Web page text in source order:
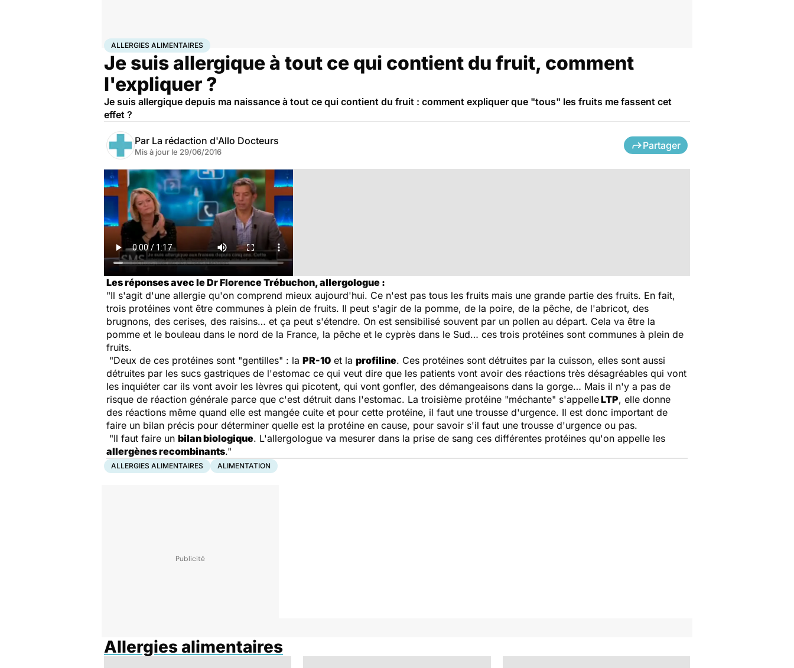
AccueilBien-être NutritionAllergies alimentaires
ALLERGIES ALIMENTAIRES
Je suis allergique à tout ce qui contient du fruit, comment
l'expliquer ?
Je suis allergique depuis ma naissance à tout ce qui contient du fruit : comment expliquer que "tous" les fruits me fassent cet
effet ?
Par La rédaction d'Allo Docteurs
Mis à jour le 29/06/2016
Partager
Les réponses avec le Dr Florence Trébuchon, allergologue :
"Il s'agit d'une allergie qu'on comprend mieux aujourd'hui. Ce n'est pas tous les fruits mais une grande partie des fruits. En fait,
trois protéines vont être communes à plein de fruits. Il peut s'agir de la pomme, de la poire, de la pêche, de l'abricot, des
brugnons, des cerises, des raisins… et ça peut s'étendre. On est sensibilisé souvent par un pollen au départ. Cela va être la
pomme et le bouleau dans le nord de la France, la pêche et le cyprès dans le Sud… ces trois protéines sont communes à plein de
fruits.
"Deux de ces protéines sont "gentilles" : la PR-10 et la profiline. Ces protéines sont détruites par la cuisson, elles sont aussi
détruites par les sucs gastriques de l'estomac ce qui veut dire que les patients vont avoir des réactions très désagréables qui vont
les inquiéter car ils vont avoir les lèvres qui picotent, qui vont gonfler, des démangeaisons dans la gorge… Mais il n'y a pas de
risque de réaction générale parce que c'est détruit dans l'estomac. La troisième protéine "méchante" s'appelleLTP, elle donne
des réactions même quand elle est mangée cuite et pour cette protéine, il faut une trousse d'urgence. Il est donc important de
faire un bilan précis pour déterminer quelle est la protéine en cause, pour savoir s'il faut une trousse d'urgence ou pas.
"Il faut faire un bilan biologique. L'allergologue va mesurer dans la prise de sang ces différentes protéines qu'on appelle les
allergènes recombinants."
ALLERGIES ALIMENTAIRES ALIMENTATION
Allergies alimentaires